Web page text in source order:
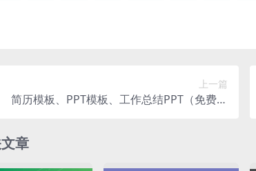
上一篇
简历模板、PPT模板、工作总结PPT（免费下
章